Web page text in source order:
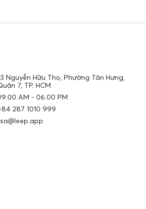
Nguyễn Hữu Thọ, Phường Tân Hưng,
7, TP. HCM
AM - 06.00 PM
287 1010 999